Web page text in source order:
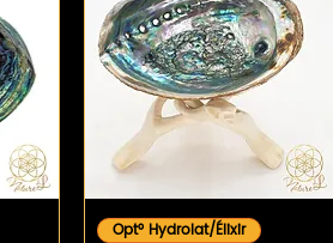
Aperçu rapide
Opt° Hydrolat/Élixir